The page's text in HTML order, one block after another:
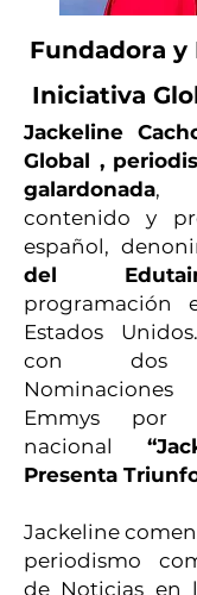
Fundadora
Iniciativa
Jackeline
Global ,
galardonada,
contenido y
español,
del
programación
Estados
con dos
Emmys por
nacional
Presenta
Jackeline
periodismo
de Noticias en